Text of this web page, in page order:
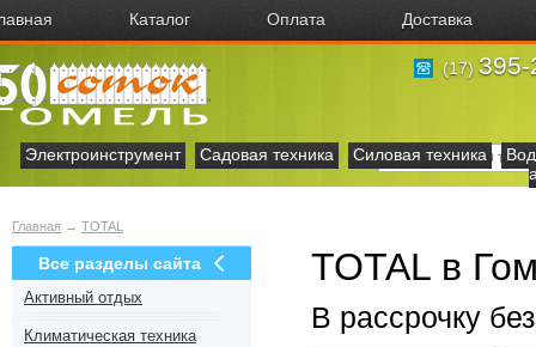
Каталог Оплата Доставка
(17) 395-
Электроинструмент Садовая техника Силовая техника
Главная → TOTAL
Все разделы сайта
Активный отдых
Климатическая техника
TOTAL в
В рассрочку